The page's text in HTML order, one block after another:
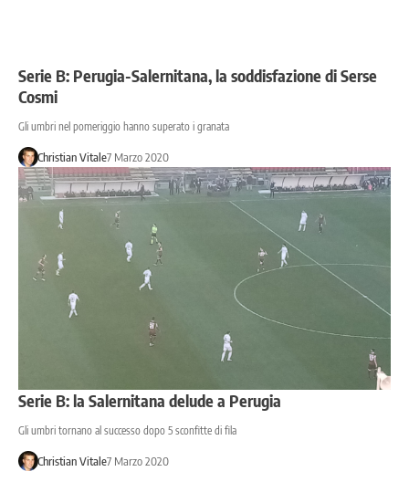
Serie B: Perugia-Salernitana, la soddisfazione di Serse
Cosmi
Gli umbri nel pomeriggio hanno superato i granata
Christian Vitale7 Marzo 2020
Serie B: la Salernitana delude a Perugia
Gli umbri tornano al successo dopo 5 sconfitte di fila
Christian Vitale7 Marzo 2020